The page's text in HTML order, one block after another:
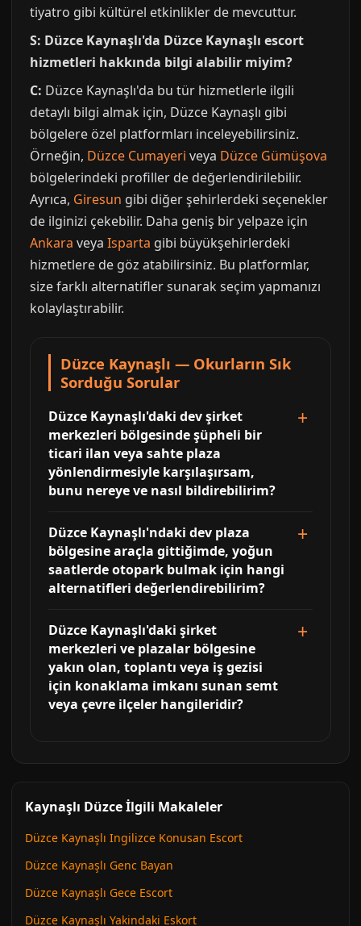
tiyatro gibi kültürel etkinlikler de mevcuttur.
S: Düzce Kaynaşlı'da Düzce Kaynaşlı escort
hizmetleri hakkında bilgi alabilir miyim?
C: Düzce Kaynaşlı'da bu tür hizmetlerle ilgili
detaylı bilgi almak için, Düzce Kaynaşlı gibi
bölgelere özel platformları inceleyebilirsiniz.
Örneğin, Düzce Cumayeri veya Düzce Gümüşova
bölgelerindeki profiller de değerlendirilebilir.
Ayrıca, Giresun gibi diğer şehirlerdeki seçenekler
de ilginizi çekebilir. Daha geniş bir yelpaze için
Ankara veya Isparta gibi büyükşehirlerdeki
hizmetlere de göz atabilirsiniz. Bu platformlar,
size farklı alternatifler sunarak seçim yapmanızı
kolaylaştırabilir.
Düzce Kaynaşlı — Okurların Sık
Sorduğu Sorular
Düzce Kaynaşlı'daki dev şirket
merkezleri bölgesinde şüpheli bir
ticari ilan veya sahte plaza
yönlendirmesiyle karşılaşırsam,
bunu nereye ve nasıl bildirebilirim?
Düzce Kaynaşlı'ndaki dev plaza
bölgesine araçla gittiğimde, yoğun
saatlerde otopark bulmak için hangi
alternatifleri değerlendirebilirim?
Düzce Kaynaşlı'daki şirket
merkezleri ve plazalar bölgesine
yakın olan, toplantı veya iş gezisi
için konaklama imkanı sunan semt
veya çevre ilçeler hangileridir?
Kaynaşlı Düzce İlgili Makaleler
Düzce Kaynaşlı Ingilizce Konusan Escort
Düzce Kaynaşlı Genc Bayan
Düzce Kaynaşlı Gece Escort
Düzce Kaynaşlı Yakindaki Eskort